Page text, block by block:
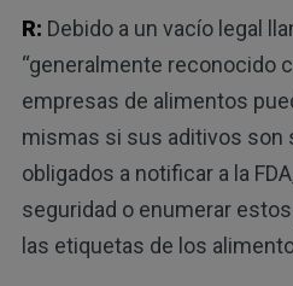
R: Debido a un vacío legal
“generalmente reconocido
empresas de alimentos
mismas si sus aditivos son
obligados a notificar a la
seguridad o enumerar
las etiquetas de los